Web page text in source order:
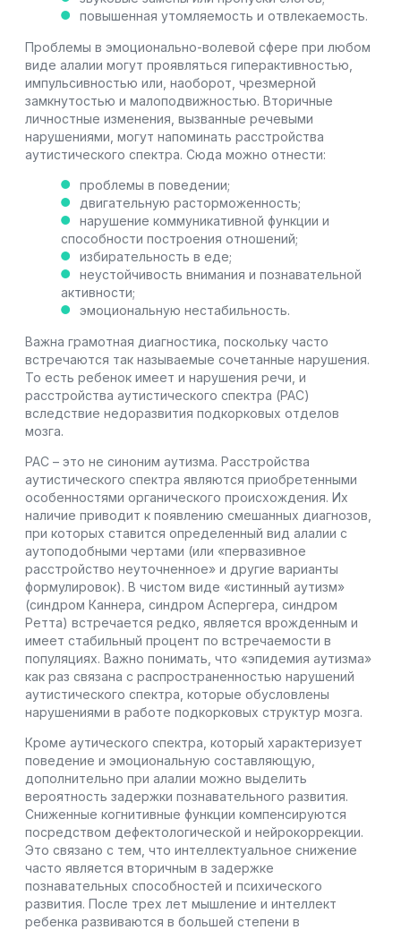
повышенная утомляемость и отвлекаемость.
Проблемы в эмоционально-волевой сфере при любом
виде алалии могут проявляться гиперактивностью,
импульсивностью или, наоборот, чрезмерной
замкнутостью и малоподвижностью. Вторичные
личностные изменения, вызванные речевыми
нарушениями, могут напоминать расстройства
аутистического спектра. Сюда можно отнести:
проблемы в поведении;
двигательную расторможенность;
нарушение коммуникативной функции и
способности построения отношений;
избирательность в еде;
неустойчивость внимания и познавательной
активности;
эмоциональную нестабильность.
Важна грамотная диагностика, поскольку часто
встречаются так называемые сочетанные нарушения.
То есть ребенок имеет и нарушения речи, и
расстройства аутистического спектра (РАС)
вследствие недоразвития подкорковых отделов
мозга.
РАС – это не синоним аутизма. Расстройства
аутистического спектра являются приобретенными
особенностями органического происхождения. Их
наличие приводит к появлению смешанных диагнозов,
при которых ставится определенный вид алалии с
аутоподобными чертами (или «первазивное
расстройство неуточненное» и другие варианты
формулировок). В чистом виде «истинный аутизм»
(синдром Каннера, синдром Аспергера, синдром
Ретта) встречается редко, является врожденным и
имеет стабильный процент по встречаемости в
популяциях. Важно понимать, что «эпидемия аутизма»
как раз связана с распространенностью нарушений
аутистического спектра, которые обусловлены
нарушениями в работе подкорковых структур мозга.
Кроме аутического спектра, который характеризует
поведение и эмоциональную составляющую,
дополнительно при алалии можно выделить
вероятность задержки познавательного развития.
Сниженные когнитивные функции компенсируются
посредством дефектологической и нейрокоррекции.
Это связано с тем, что интеллектуальное снижение
часто является вторичным в задержке
познавательных способностей и психического
развития. После трех лет мышление и интеллект
ребенка развиваются в большей степени в